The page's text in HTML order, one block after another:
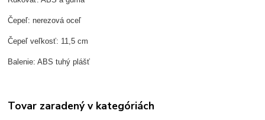
Čepeľ: nerezová oceľ
Čepeľ veľkosť: 11,5 cm
Balenie: ABS tuhý plášť
Tovar zaradený v kategóriách